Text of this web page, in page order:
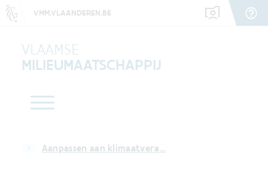
VMM.VLAANDEREN.BE
VLAAMSE
MILIEUMAATSCHAPPIJ
Aanpassen aan klimaatvera…